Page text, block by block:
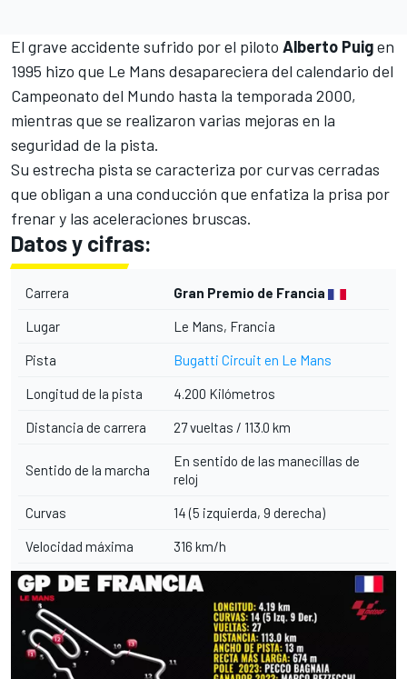
El grave accidente sufrido por el piloto Alberto Puigen
1995 hizo que Le Mans desapareciera del calendario del
Campeonato del Mundo hasta la temporada 2000,
mientras que se realizaron varias mejoras en la
seguridad de la pista.
Su estrecha pista se caracteriza por curvas cerradas
que obligan a una conducción que enfatiza la prisa por
frenar y las aceleraciones bruscas.
Datos y cifras:
Carrera Gran Premio de Francia
Lugar Le Mans, Francia
Pista Bugatti Circuit en Le Mans
Longitud de la pista 4.200 Kilómetros
Distancia de carrera 27 vueltas / 113.0 km
Sentido de la marcha
En sentido de las manecillas de
reloj
Curvas 14 (5 izquierda, 9 derecha)
Velocidad máxima 316 km/h